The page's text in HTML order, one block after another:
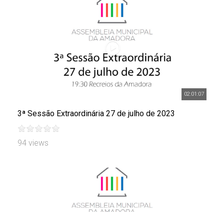
02:01:07
3ª Sessão Extraordinária 27 de julho de 2023
94 views